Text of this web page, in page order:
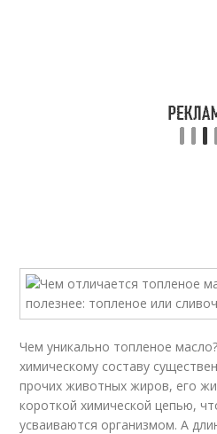
Чем уникально топленое
химическому составу
прочих животных жиров, его
короткой химической цепью,
усваиваются организмом. А